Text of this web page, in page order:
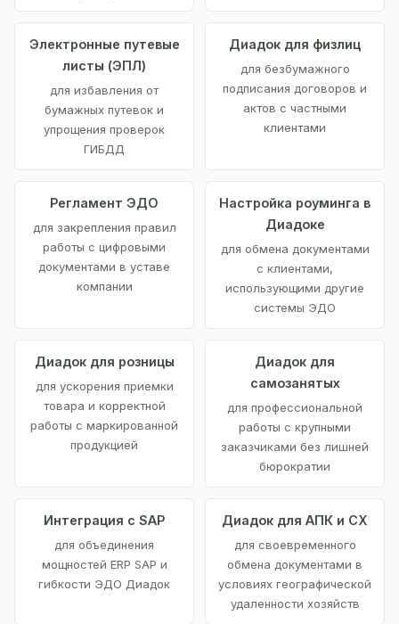
Электронные путевые
листы (ЭПЛ)
для избавления от
бумажных путевок и
упрощения проверок
ГИБДД
Диадок для физлиц
для безбумажного
подписания договоров и
актов с частными
клиентами
Регламент ЭДО
для закрепления правил
работы с цифровыми
документами в уставе
компании
Настройка роуминга в
Диадоке
для обмена документами
с клиентами,
использующими другие
системы ЭДО
Диадок для розницы
для ускорения приемки
товара и корректной
работы с маркированной
продукцией
Диадок для
самозанятых
для профессиональной
работы с крупными
заказчиками без лишней
бюрократии
Интеграция с SAP
для объединения
мощностей ERP SAP и
гибкости ЭДО Диадок
Диадок для АПК и СХ
для своевременного
обмена документами в
условиях географической
удаленности хозяйств